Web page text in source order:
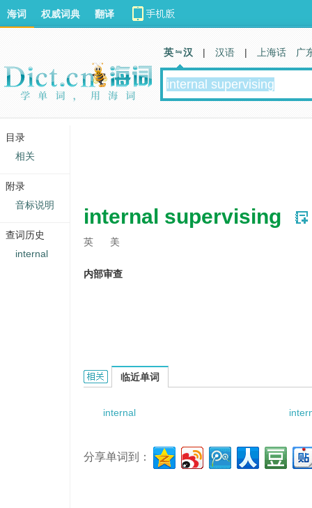
internal supervising
英 美
内部审查
Internal Supervising的相关资料：
临近单词
internal
分享单词到：
海词 权威词典 翻译
英 汉 | 汉语 | 上海话 广
目录
相关
附录
音标说明
查词历史
internal